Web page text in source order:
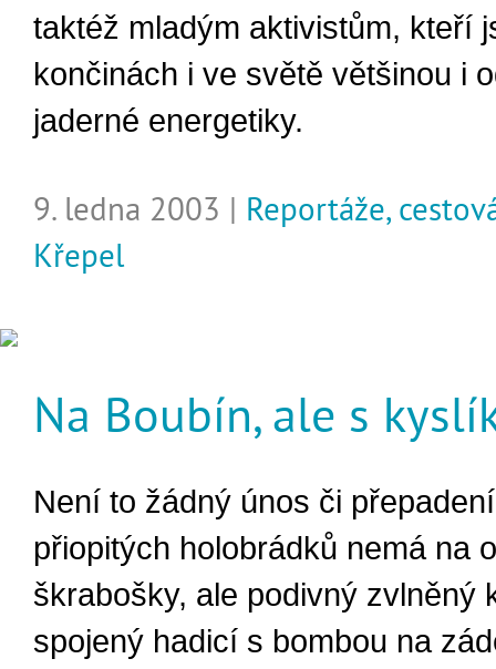
taktéž mladým aktivistům, kteří
končinách i ve světě většinou i
jaderné energetiky.
9. ledna 2003 | Reportáže,
Křepel
Na Boubín, ale s
Není to žádný únos či
přiopitých holobrádků nemá na
škrabošky, ale podivný zvlněný
spojený hadicí s bombou na